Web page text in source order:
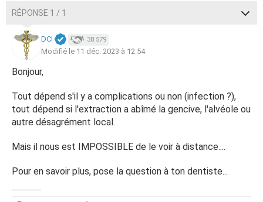
RÉPONSE 1 / 1
DCI 38 579
Modifié le 11 déc. 2023 à 12:54
Bonjour,
Tout dépend s'il y a complications ou non (infection ?),
tout dépend si l'extraction a abîmé la gencive, l'alvéole ou
autre désagrément local.
Mais il nous est IMPOSSIBLE de le voir à distance....
Pour en savoir plus, pose la question à ton dentiste...